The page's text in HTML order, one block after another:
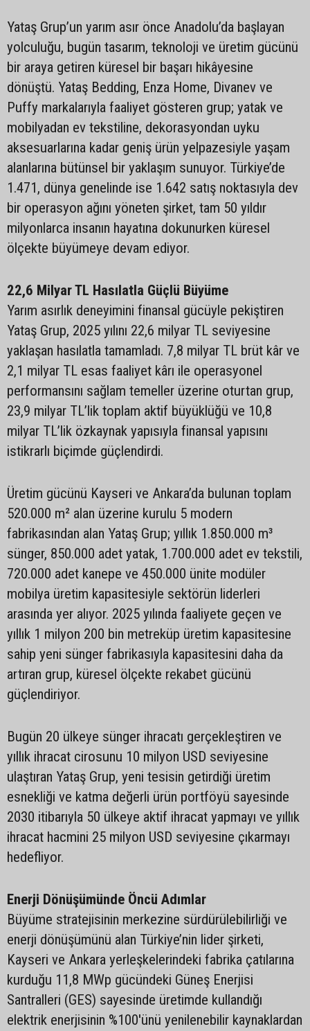
Yataş Grup’un yarım asır önce Anadolu’da başlayan
yolculuğu, bugün tasarım, teknoloji ve üretim gücünü
bir araya getiren küresel bir başarı hikâyesine
dönüştü. Yataş Bedding, Enza Home, Divanev ve
Puffy markalarıyla faaliyet gösteren grup; yatak ve
mobilyadan ev tekstiline, dekorasyondan uyku
aksesuarlarına kadar geniş ürün yelpazesiyle yaşam
alanlarına bütünsel bir yaklaşım sunuyor. Türkiye’de
1.471, dünya genelinde ise 1.642 satış noktasıyla dev
bir operasyon ağını yöneten şirket, tam 50 yıldır
milyonlarca insanın hayatına dokunurken küresel
ölçekte büyümeye devam ediyor.
22,6 Milyar TL Hasılatla Güçlü Büyüme
Yarım asırlık deneyimini finansal gücüyle pekiştiren
Yataş Grup, 2025 yılını 22,6 milyar TL seviyesine
yaklaşan hasılatla tamamladı. 7,8 milyar TL brüt kâr ve
2,1 milyar TL esas faaliyet kârı ile operasyonel
performansını sağlam temeller üzerine oturtan grup,
23,9 milyar TL’lik toplam aktif büyüklüğü ve 10,8
milyar TL’lik özkaynak yapısıyla finansal yapısını
istikrarlı biçimde güçlendirdi.
Üretim gücünü Kayseri ve Ankara’da bulunan toplam
520.000 m² alan üzerine kurulu 5 modern
fabrikasından alan Yataş Grup; yıllık 1.850.000 m³
sünger, 850.000 adet yatak, 1.700.000 adet ev tekstili,
720.000 adet kanepe ve 450.000 ünite modüler
mobilya üretim kapasitesiyle sektörün liderleri
arasında yer alıyor. 2025 yılında faaliyete geçen ve
yıllık 1 milyon 200 bin metreküp üretim kapasitesine
sahip yeni sünger fabrikasıyla kapasitesini daha da
artıran grup, küresel ölçekte rekabet gücünü
güçlendiriyor.
Bugün 20 ülkeye sünger ihracatı gerçekleştiren ve
yıllık ihracat cirosunu 10 milyon USD seviyesine
ulaştıran Yataş Grup, yeni tesisin getirdiği üretim
esnekliği ve katma değerli ürün portföyü sayesinde
2030 itibarıyla 50 ülkeye aktif ihracat yapmayı ve yıllık
ihracat hacmini 25 milyon USD seviyesine çıkarmayı
hedefliyor.
Enerji Dönüşümünde Öncü Adımlar
Büyüme stratejisinin merkezine sürdürülebilirliği ve
enerji dönüşümünü alan Türkiye’nin lider şirketi,
Kayseri ve Ankara yerleşkelerindeki fabrika çatılarına
kurduğu 11,8 MWp gücündeki Güneş Enerjisi
Santralleri (GES) sayesinde üretimde kullandığı
elektrik enerjisinin %100'ünü yenilenebilir kaynaklardan